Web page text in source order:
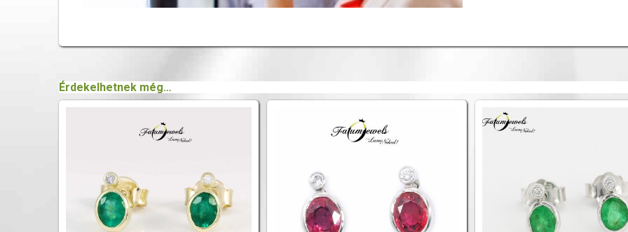
Érdekelhetnek még…